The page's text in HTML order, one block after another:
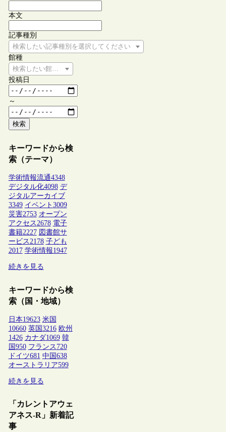
本文
記事種別
検索したい記事種別を選択してください
館種
検索したい館種を選択してください
投稿日
～
検索
キーワードから検
索（テーマ）
学術情報流通4348
デジタル化4098 デ
ジタルアーカイブ
3349 イベント 3009
災害2753 オープン
アクセス2678 電子
書籍2227 図書館サ
ービス2178 子ども
2017 学術情報1947
続きを見る
キーワードから検
索（国・地域）
日本19623 米国
10660 英国 3216 欧州
1426 カナダ1069 韓
国 950 フランス 720
ドイツ681 中国 638
オーストラリア599
続きを見る
「カレントアウェ
アネス-R」新着記
事